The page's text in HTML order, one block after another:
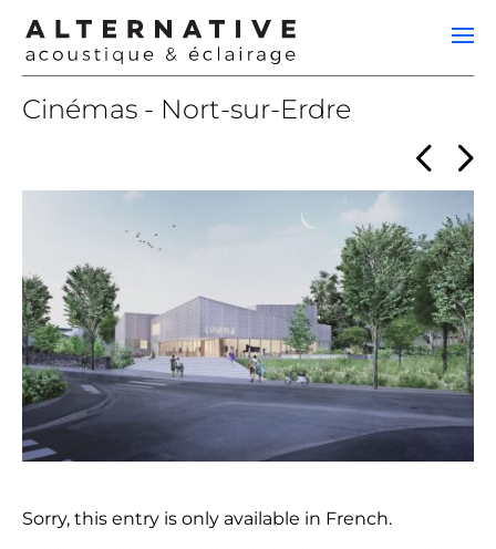
Cinémas - Nort-sur-Erdre
< >
Sorry, this entry is only available in French.